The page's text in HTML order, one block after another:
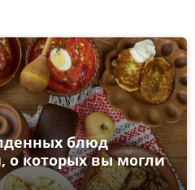
блюд
о которых вы могли